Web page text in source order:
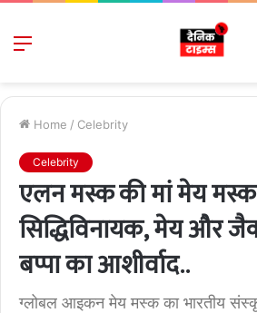
Menu
Home / Celebrity
Celebrity
एलन मस्क की मां मेय
सिद्धिविनायक, मेय और
बप्पा का आशीर्वाद..
ग्लोबल आइकन मेय मस्क का भारतीय